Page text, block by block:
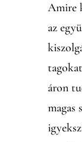
Amire
az
áron
magas